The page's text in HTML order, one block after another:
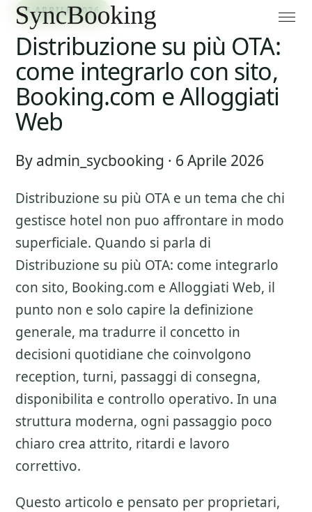
6 APRILE 2026
Distribuzione su più OTA:
come integrarlo con sito,
Booking.com e Alloggiati
Web
By admin_sycbooking · 6 Aprile 2026
Distribuzione su più OTA e un tema che chi
gestisce hotel non puo affrontare in modo
superficiale. Quando si parla di
Distribuzione su più OTA: come integrarlo
con sito, Booking.com e Alloggiati Web, il
punto non e solo capire la definizione
generale, ma tradurre il concetto in
decisioni quotidiane che coinvolgono
reception, turni, passaggi di consegna,
disponibilita e controllo operativo. In una
struttura moderna, ogni passaggio poco
chiaro crea attrito, ritardi e lavoro
correttivo.
Questo articolo e pensato per proprietari,